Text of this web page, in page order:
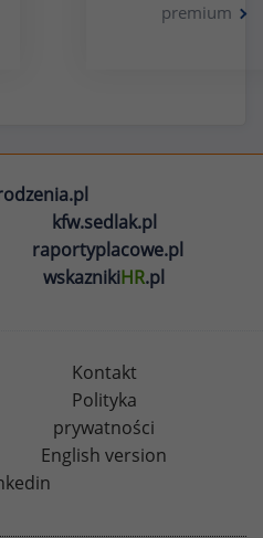
premium
kfw.sedlak.pl
raportyplacowe.pl
wskaznikiHR.pl
Kontakt
Polityka
prywatności
English version